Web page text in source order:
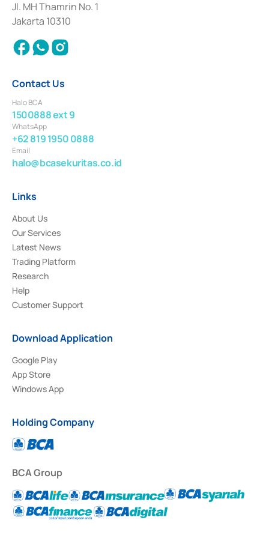
Institution for the Issuance, Transaction, and Administration and
Settlement of Commercial Paper Transactions whose license was issued in
2018.
Jl. MH Thamrin No. 1
Jakarta 10310
Contact Us
Halo BCA
1500888 ext 9
WhatsApp
+62 819 1950 0888
Email
halo@bcasekuritas.co.id
Links
About Us
Our Services
Latest News
Trading Platform
Research
Help
Customer Support
Download Application
Google Play
App Store
Windows App
Holding Company
BCA Group